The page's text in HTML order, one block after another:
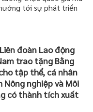
tới sự phát triển
đoàn Lao động
trao tặng Bằng
tập thể, cá nhân
Nông nghiệp và Môi
có thành tích xuất